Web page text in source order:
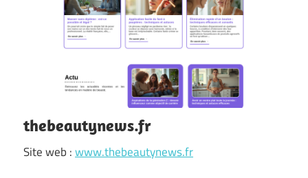
thebeautynews.fr
Site web :www.thebeautynews.fr